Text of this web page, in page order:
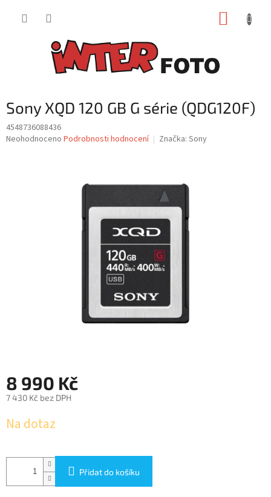
Sony XQD 120 GB G série (QDG120F)
4548736088436
Průměrné
Neohodnoceno Podrobnosti hodnocení Značka: Sony
8 990 Kč
7 430 Kč bez DPH
cena:
Na dotaz
Přidat do košíku